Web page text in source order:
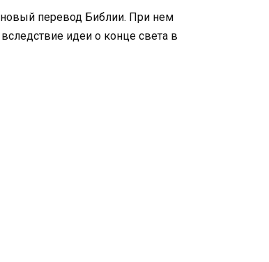
перевод Библии. При нем
идеи о конце света в